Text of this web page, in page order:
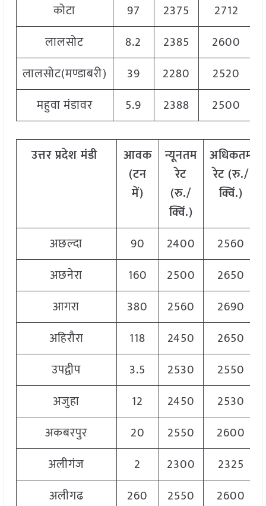
कोटा
97 2375 2712
लालसोट
8.2 2385 2600
लालसोट(मण्डाबरी)
39 2280 2520
महुवा मंडावर
5.9 2388 2500
उत्तरप्रदेश मंडी
आवक
(टन
में)
न्यूनतम
रेट
(रु./
क्विं.)
अधिकतम
रेट (रु./
क्विं.)
अछल्दा 90 2400 2560
अछनेरा
160 2500 2650
आगरा
380 2560 2690
अहिरौरा
118 2450 2650
उपद्वीप
3.5 2530 2550
अजुहा
12 2450 2530
अकबरपुर
20 2550
2600
अलीगंज
2 2300 2325
अलीगढ
260 2550 2600